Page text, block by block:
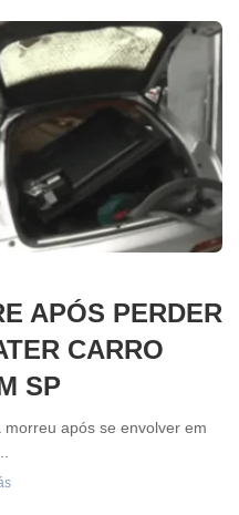
APÓS PERDER
CARRO
SP
após se envolver em